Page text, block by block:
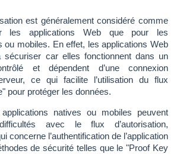
est généralement considéré comme
les applications Web que pour les
ou mobiles. En effet, les applications Web
car elles fonctionnent dans un
et dépendent d’une connexion
ce qui facilite l’utilisation du flux
pour protéger les données.
natives ou mobiles peuvent
avec le flux d’autorisation,
concerne l’authentification de l’application
de sécurité telles que le "Proof Key